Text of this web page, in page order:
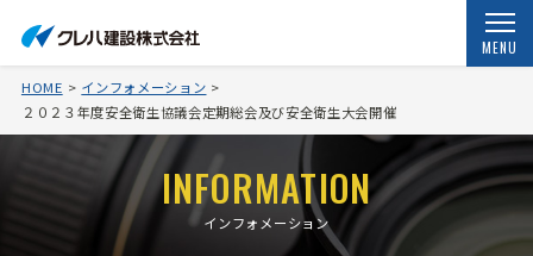
MENU
HOME
インフォメーション
２０２３年度安全衛生協議会定期総会及び安全衛生大会開催
INFORMATION
インフォメーション